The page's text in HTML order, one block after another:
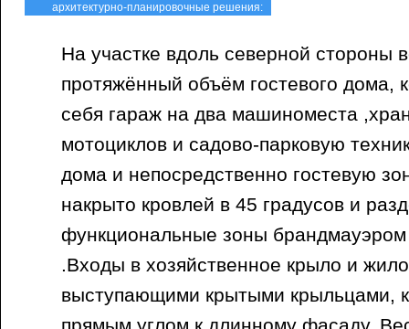
архитектурно-планировочные решения:
На участке вдоль северной стороны
протяжённый объём гостевого дома,
себя гараж на два машиноместа
мотоциклов и садово-парковую
дома и непосредственно гостевую
накрыто кровлей в 45 градусов и
функциональные зоны
.Входы в хозяйственное крыло и
выступающими крытыми крыльцами,